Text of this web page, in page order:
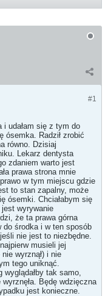
#1
i udałam się z tym do
ósemka. Radził zrobić
równo. Dzisiaj
Lekarz dentysta
zdaniem warto jest
prawa strona mnie
w tym miejscu gdzie
to stan zapalny, może
ósemki. Chciałabym się
wyrywanie
że ta prawa górna
do środka i w ten sposób
nie jest to niezbędne.
musieli jej
wyrznął) i nie
tego uniknąć.
wyglądałby tak samo,
Będę wdzięczna
jest konieczne.